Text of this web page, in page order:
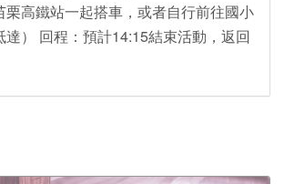
栗高鐵站一起搭車，或者自行前往國小
達） 回程：預計14:15結束活動，返回